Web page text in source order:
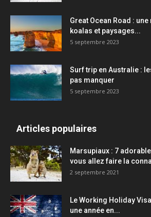
Great Ocean Road :
koalas et paysages...
5 septembre 2023
Surf trip en Australie :
pas manquer
5 septembre 2023
Articles populaires
Marsupiaux : 7
vous allez faire la
2 septembre 2021
Le Working Holiday
une année en...